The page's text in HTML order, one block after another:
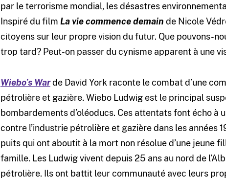
par le terrorisme mondial, les désastres
Inspiré du film La vie commence demain de Nicole
citoyens sur leur propre vision du futur. Que pouvons-
trop tard? Peut-on passer du cynisme apparent à une
Wiebo’s Warde David York raconte le combat d’une
pétrolière et gazière. Wiebo Ludwig est le principal
bombardements d’oléoducs. Ces attentats font écho à
contre l’industrie pétrolière et gazière dans les années
puits qui ont aboutit à la mort non résolue d’une jeune
famille. Les Ludwig vivent depuis 25 ans au nord de
pétrolière. Ils ont battit leur communauté avec leurs